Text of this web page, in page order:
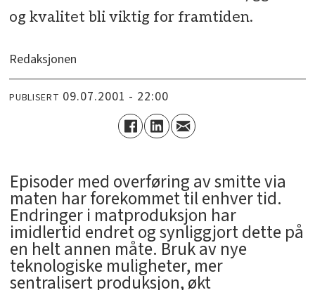
og kvalitet bli viktig for framtiden.
Redaksjonen
PUBLISERT 09.07.2001 - 22:00
Episoder med overføring av smitte via
maten har forekommet til enhver tid.
Endringer i matproduksjon har
imidlertid endret og synliggjort dette på
en helt annen måte. Bruk av nye
teknologiske muligheter, mer
sentralisert produksjon, økt